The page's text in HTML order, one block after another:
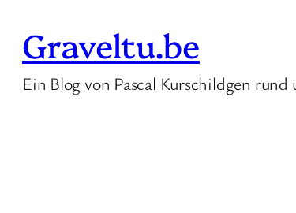
Graveltu.be
Ein Blog von Pascal Kurschildgen